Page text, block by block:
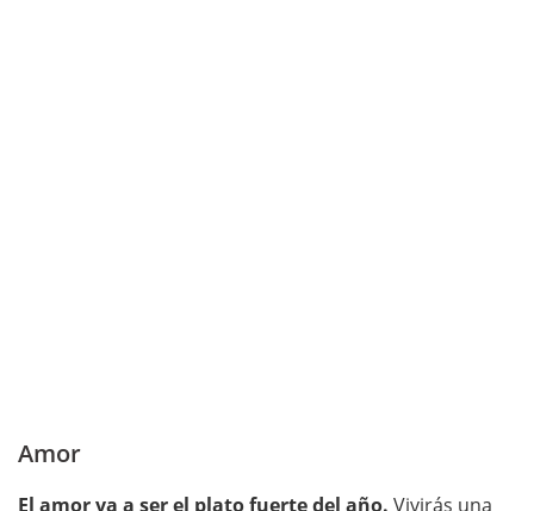
Amor
El amor va a ser el plato fuerte del año. Vivirás una